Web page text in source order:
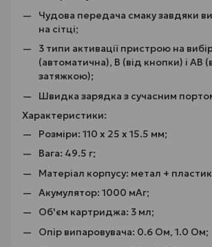
Чудова передача смаку завдяки
на сітці;
3 типи активації пристрою на
(автоматична), B (від кнопки) і AB
затяжкою);
Швидка зарядка з сучасним
Характеристики:
Розміри: 110 х 25 х 15.5 мм;
Вага: 49.5 г;
Матеріал корпусу: метал +
Акумулятор: 1000 мАг;
Об'єм картриджа: 3 мл;
Опір випаровувача: 0.6 Ом, 1.0 Ом;